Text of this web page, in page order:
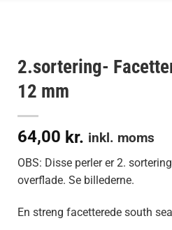
2.sortering-
12 mm
64,00 kr. inkl. moms
OBS: Disse perler er 2.
overflade. Se billederne.
En streng facetterede south